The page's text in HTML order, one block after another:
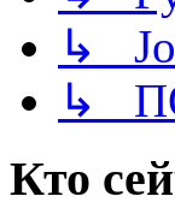
↳
↳
Кто